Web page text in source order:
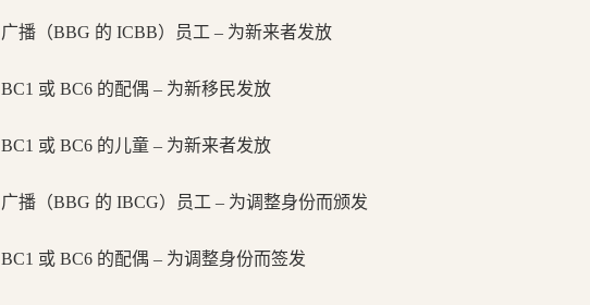
广播（BBG 的 ICBB）员工 – 为新来者发放
BC1 或 BC6 的配偶 – 为新移民发放
BC1 或 BC6 的儿童 – 为新来者发放
广播（BBG 的 IBCG）员工 – 为调整身份而颁发
BC1 或 BC6 的配偶 – 为调整身份而签发